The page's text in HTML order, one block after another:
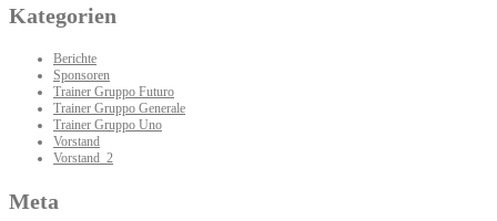
Kategorien
Berichte
Sponsoren
Trainer Gruppo Futuro
Trainer Gruppo Generale
Trainer Gruppo Uno
Vorstand
Vorstand_2
Meta